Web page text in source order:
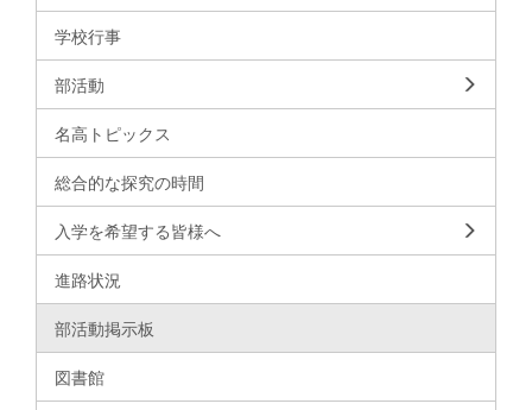
学校行事
部活動
名高トピックス
総合的な探究の時間
入学を希望する皆様へ
進路状況
部活動掲示板
図書館